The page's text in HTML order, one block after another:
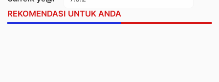
REKOMENDASI UNTUK ANDA